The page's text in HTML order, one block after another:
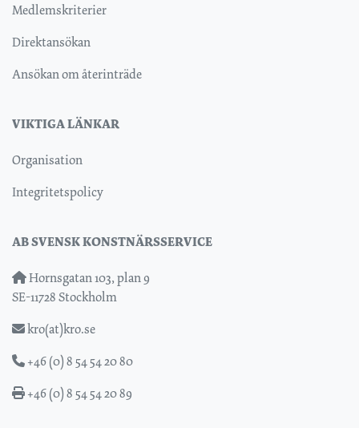
Medlemskriterier
Direktansökan
Ansökan om återinträde
VIKTIGA LÄNKAR
Organisation
Integritetspolicy
AB SVENSK KONSTNÄRSSERVICE
Hornsgatan 103, plan 9
SE-11728 Stockholm
kro(at)kro.se
+46 (0) 8 54 54 20 80
+46 (0) 8 54 54 20 89